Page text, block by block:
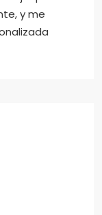
a eso,
probado